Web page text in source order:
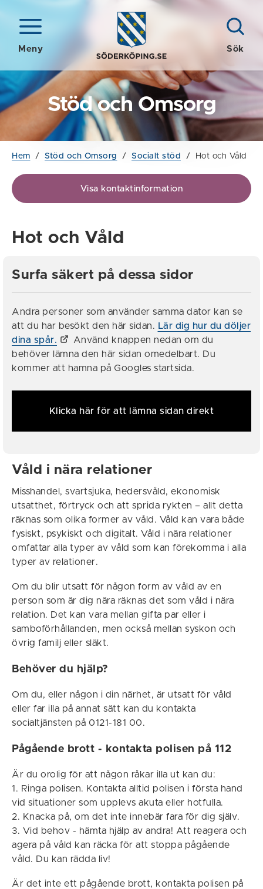
Meny Sök
Stöd och Omsorg
Hem / Stöd och Omsorg / Socialt stöd / Hot och Våld
Visa kontaktinformation
Hot och Våld
Surfa säkert på dessa sidor
Andra personer som använder samma dator kan se
att du har besökt den här sidan. Lär dig hur du döljer
dina spår.
Använd knappen nedan om du
behöver lämna den här sidan omedelbart. Du
kommer att hamna på Googles startsida.
Klicka här för att lämna sidan direkt
Våld i nära relationer
Misshandel, svartsjuka, hedersvåld, ekonomisk
utsatthet, förtryck och att sprida rykten – allt detta
räknas som olika former av våld. Våld kan vara både
fysiskt, psykiskt och digitalt. Våld i nära relationer
omfattar alla typer av våld som kan förekomma i alla
typer av relationer.
Om du blir utsatt för någon form av våld av en
person som är dig nära räknas det som våld i nära
relation. Det kan vara mellan gifta par eller i
samboförhållanden, men också mellan syskon och
övrig familj eller släkt.
Behöver du hjälp?
Om du, eller någon i din närhet, är utsatt för våld
eller far illa på annat sätt kan du kontakta
socialtjänsten på 0121-181 00.
Pågående brott - kontakta polisen på 112
Är du orolig för att någon råkar illa ut kan du:
1. Ringa polisen. Kontakta alltid polisen i första hand
vid situationer som upplevs akuta eller hotfulla.
2. Knacka på, om det inte innebär fara för dig själv.
3. Vid behov - hämta hjälp av andra! Att reagera och
agera på våld kan räcka för att stoppa pågående
våld. Du kan rädda liv!
Är det inte ett pågående brott, kontakta polisen på